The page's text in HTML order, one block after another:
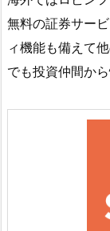
無料の証券サー
ィ機能も備えて
でも投資仲間か